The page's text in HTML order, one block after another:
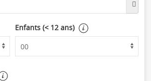
Enfants (< 12 ans)